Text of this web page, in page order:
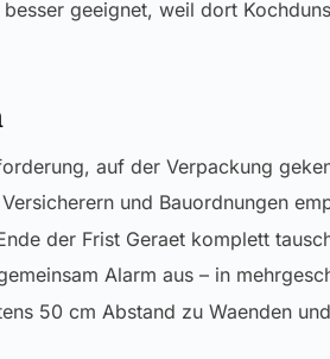
geeignet, weil dort
auf der Verpackung
und Bauordnungen
der Frist Geraet komplett
Alarm aus – in
50 cm Abstand zu Waenden